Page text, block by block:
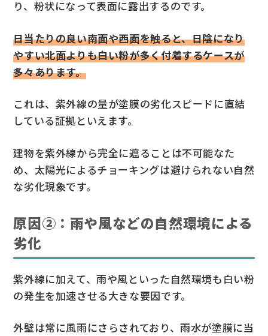
り、粉状になって表面に露出するのです。
日当たりの良い南面や西面を触ると、日陰になり
やすい北面よりも白い粉が多く付着するケースが
多々あります。
これは、紫外線の量が塗膜の劣化スピードに直結
している証拠といえます。
建物を紫外線から完全に遮ることは不可能なた
め、太陽光によるチョーキングは避けられない自然
な劣化現象です。
原因②：雨や風などの自然環境による
劣化
紫外線に加えて、雨や風といった自然環境も白い粉
の発生を加速させる大きな要因です。
外壁は常に風雨にさらされており、雨水が塗膜に当